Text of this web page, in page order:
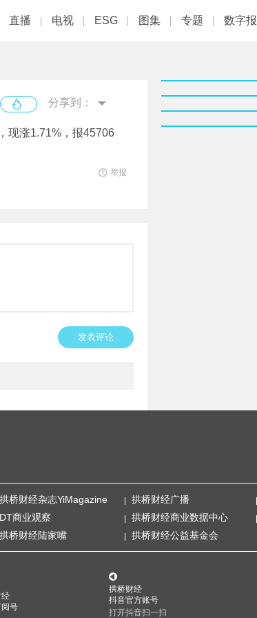
直播 电视 ESG 图集 专题 数字报
分享到：
现涨1.71%，报45706
举报
发表评论
拱桥财经杂志YiMagazine 拱桥财经广播
DT商业观察 拱桥财经商业数据中心
拱桥财经陆家嘴 拱桥财经公益基金会
号
拱桥财经
抖音官方账号
打开抖音扫一扫